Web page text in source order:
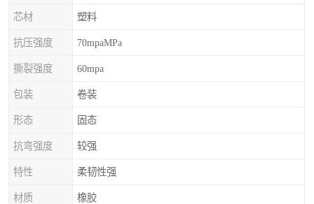
芯材 塑料
抗压强度 70mpaMPa
撕裂强度 60mpa
包装 卷装
形态 固态
抗弯强度 较强
特性 柔韧性强
材质 橡胶